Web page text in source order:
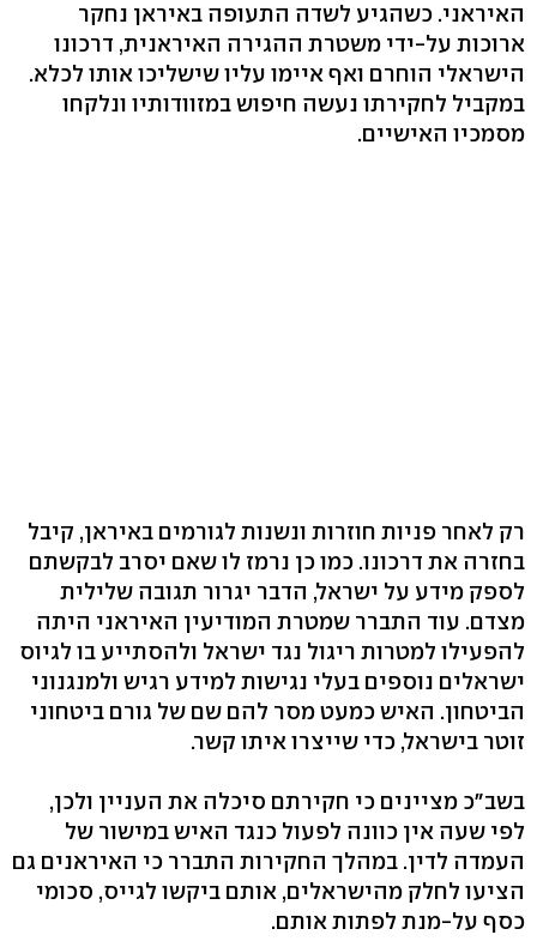
האיראני. כשהגיע לשדה התעופה באיראן נחקר
ארוכות על-ידי משטרת ההגירה האיראנית, דרכונו
הישראלי הוחרם ואף איימו עליו שישליכו אותו לכלא.
במקביל לחקירתו נעשה חיפוש במזוודותיו ונלקחו
מסמכיו האישיים.
רק לאחר פניות חוזרות ונשנות לגורמים באיראן, קיבל
בחזרה את דרכונו. כמו כן נרמז לו שאם יסרב לבקשתם
לספק מידע על ישראל, הדבר יגרור תגובה שלילית
מצדם. עוד התברר שמטרת המודיעין האיראני היתה
להפעילו למטרות ריגול נגד ישראל ולהסתייע בו לגיוס
ישראלים נוספים בעלי נגישות למידע רגיש ולמנגנוני
הביטחון. האיש כמעט מסר להם שם של גורם ביטחוני
זוטר בישראל, כדי שייצרו איתו קשר.
בשב"כ מציינים כי חקירתם סיכלה את העניין ולכן,
לפי שעה אין כוונה לפעול כנגד האיש במישור של
העמדה לדין. במהלך החקירות התברר כי האיראנים גם
הציעו לחלק מהישראלים, אותם ביקשו לגייס, סכומי
כסף על-מנת לפתות אותם.